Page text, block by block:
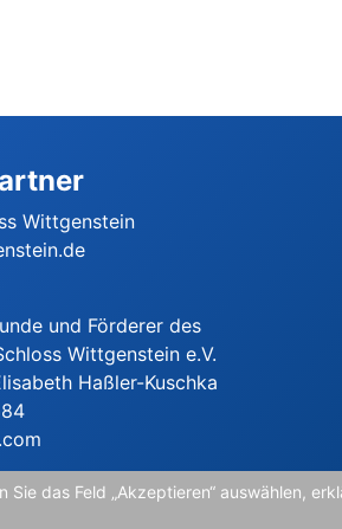
Wittgenstein
und Förderer des
Wittgenstein e.V.
Haßler-Kuschka
Wittgenstein
das Feld „Akzeptieren“ auswählen,